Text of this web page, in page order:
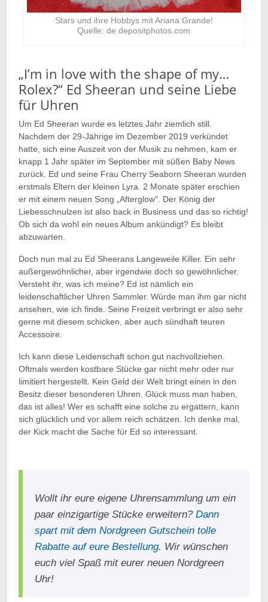
Stars und ihre Hobbys mit Ariana Grande!
Quelle: de.depositphotos.com
„I’m in love with the shape of my…
Rolex?“ Ed Sheeran und seine Liebe
für Uhren
Um Ed Sheeran wurde es letztes Jahr ziemlich still.
Nachdem der 29-Jährige im Dezember 2019 verkündet
hatte, sich eine Auszeit von der Musik zu nehmen, kam er
knapp 1 Jahr später im September mit süßen Baby News
zurück. Ed und seine Frau Cherry Seaborn Sheeran wurden
erstmals Eltern der kleinen Lyra. 2 Monate später erschien
er mit einem neuen Song „Afterglow“. Der König der
Liebesschnulzen ist also back in Business und das so richtig!
Ob sich da wohl ein neues Album ankündigt? Es bleibt
abzuwarten.
Doch nun mal zu Ed Sheerans Langeweile Killer. Ein sehr
außergewöhnlicher, aber irgendwie doch so gewöhnlicher.
Versteht ihr, was ich meine? Ed ist nämlich ein
leidenschaftlicher Uhren Sammler. Würde man ihm gar nicht
ansehen, wie ich finde. Seine Freizeit verbringt er also sehr
gerne mit diesem schicken, aber auch sündhaft teuren
Accessoire.
Ich kann diese Leidenschaft schon gut nachvollziehen.
Oftmals werden kostbare Stücke gar nicht mehr oder nur
limitiert hergestellt. Kein Geld der Welt bringt einen in den
Besitz dieser besonderen Uhren. Glück muss man haben,
das ist alles! Wer es schafft eine solche zu ergattern, kann
sich glücklich und vor allem reich schätzen. Ich denke mal,
der Kick macht die Sache für Ed so interessant.
Wollt ihr eure eigene Uhrensammlung um ein
paar einzigartige Stücke erweitern?Dann
spart mit dem Nordgreen Gutschein tolle
Rabatte auf eure Bestellung. Wir wünschen
euch viel Spaß mit eurer neuen Nordgreen
Uhr!